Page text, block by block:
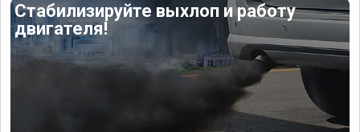
Стабилизируйте выхлоп и работу
двигателя!